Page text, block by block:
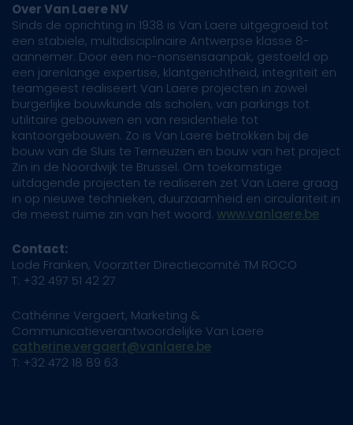
Over Van Laere NV
Sinds de oprichting in 1938 is Van Laere uitgegroeid tot
een stabiele, multidisciplinaire Antwerpse klasse 8-
aannemer. Door een no-nonsensaanpak, gestoeld op
een jarenlange expertise, klantgerichtheid, integriteit en
teamgeest realiseert Van Laere projecten in zowel
burgerlijke bouwkunde als scholen, van parkings tot
utilitaire gebouwen en van residentiële tot
kantoorgebouwen. Zo is Van Laere betrokken bij de
bouw van de Sluis te Terneuzen en bouw van het project
Zin in de Noordwijk te Brussel. Om toekomstige
uitdagende projecten te realiseren zet Van Laere graag
in op nieuwe technieken, duurzaamheid en circulariteit in
de meest ruime zin van het woord. www.vanlaere.be
Contact:
Lode Franken, Voorzitter Directiecomité TM ROCO
T: +32 497 51 42 27
Cathérine Vergaert, Marketing &
Communicatieverantwoordelijke Van Laere
catherine.vergaert@vanlaere.be
T: +32 472 18 89 63